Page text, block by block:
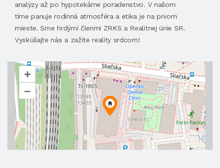
analýzy až po hypotekárne poradenstvo. V našom
tíme panuje rodinná atmosféra a etika je na prvom
mieste. Sme hrdými členmi ZRKS a Realitnej únie SR.
Vyskúšajte nás a zažite reality srdcom!
+
–